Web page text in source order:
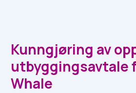
Kunngjøring av
utbyggingsavtale
Whale